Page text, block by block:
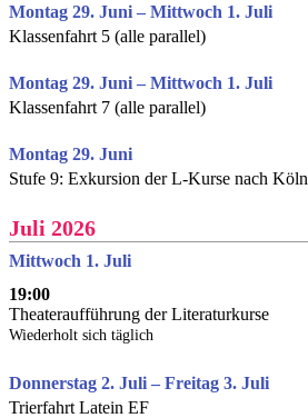
Montag 29. Juni – Mittwoch 1. Juli
Klassenfahrt 5 (alle parallel)
Montag 29. Juni – Mittwoch 1. Juli
Klassenfahrt 7 (alle parallel)
Montag 29. Juni
Stufe 9: Exkursion der L-Kurse nach Köln
Juli 2026
Mittwoch 1. Juli
19:00
Theateraufführung der Literaturkurse
Wiederholt sich täglich
Donnerstag 2. Juli – Freitag 3. Juli
Trierfahrt Latein EF